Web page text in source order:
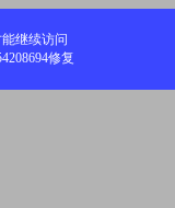
继续访问
修复